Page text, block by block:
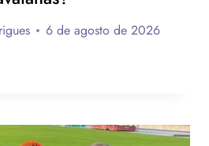
6 de agosto de 2026